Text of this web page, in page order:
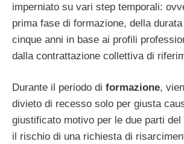
imperniato su vari step temporali:
prima fase di formazione, della
cinque anni in base ai profili
dalla contrattazione collettiva di
Durante il periodo di formazione,
divieto di recesso solo per giusta
giustificato motivo per le due parti
il rischio di una richiesta di